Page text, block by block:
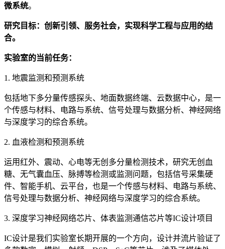
微系统。
研究目标：创新引领、服务社会，实现科学工程与应用的结
合。
实验室的当前任务：
1. 地震监测和预测系统
包括地下多分量传感探头、地面数据终端、云数据中心，是一
个传感与材料、电路与系统、信号处理与数据分析、神经网络
与深度学习的综合系统。
2. 血液检测和预测系统
运用红外、震动、心电等无创多分量检测技术，研究无创血
糖、无气囊血压、脉搏等检测或监测问题，包括信号采集硬
件、智能手机、云平台，也是一个传感与材料、电路与系统、
信号处理与数据分析、神经网络与深度学习的综合系统。
3. 深度学习神经网络芯片、体表监测通信芯片等IC设计项目
IC设计是我们实验室长期开展的一个方向，设计并流片验证了